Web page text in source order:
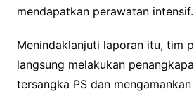
mendapatkan perawatan intensif.
Menindaklanjuti laporan itu, tim
langsung melakukan
tersangka PS dan